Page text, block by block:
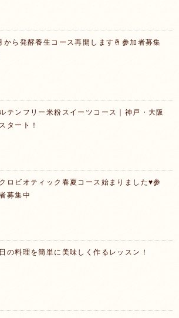
から発酵養生コース再開します🤞参加者募集
テンフリー米粉スイーツコース｜神戸・大阪
タート！
ロビオティック春夏コース始まりました♥️参
募集中
の料理を簡単に美味しく作るレッスン！